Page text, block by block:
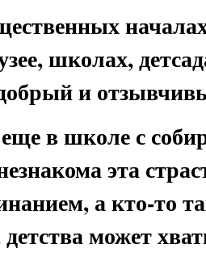
школах,
и
в школе с
эта
а кто-то
может